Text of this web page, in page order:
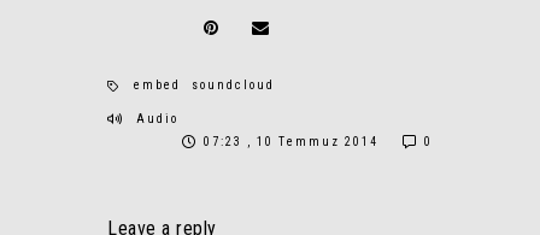
embed soundcloud
Audio
07:23 , 10 Temmuz 2014
0
Leave a reply